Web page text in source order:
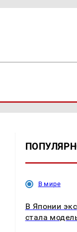
В мире
В Японии
стала